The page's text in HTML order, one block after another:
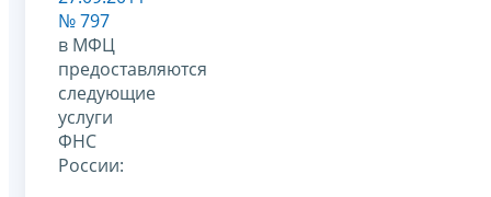
№ 797
в МФЦ
предоставляются
следующие
услуги
ФНС
России: